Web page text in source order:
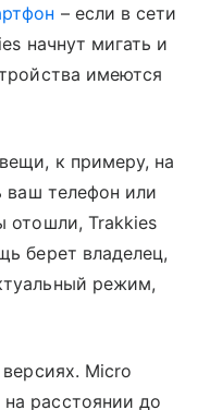
– если в сети
начнут мигать и
имеются
к примеру, на
ваш телефон или
отошли, Trakkies
берет владелец,
режим,
Micro
расстоянии до